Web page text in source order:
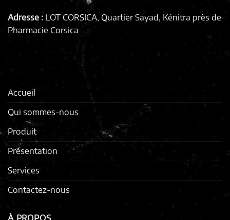
Adresse : LOT CORSICA, Quartier Sayad, Kénitra près de
Pharmacie Corsica
Accueil
Qui sommes-nous
Produit
Présentation
Services
Contactez-nous
À PROPOS